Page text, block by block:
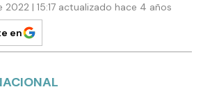
| 15:17 actualizado hace 4 años
en